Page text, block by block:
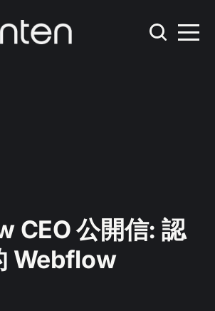
CEO 公開信: 認
Webflow